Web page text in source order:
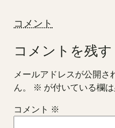
コメント
コメントを残す
メールアドレスが公開さ
ん。
※ が付いている欄
コメント ※